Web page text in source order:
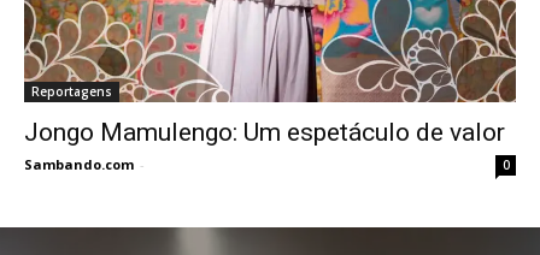
Reportagens
Jongo Mamulengo: Um espetáculo de valor
Sambando.com - 0